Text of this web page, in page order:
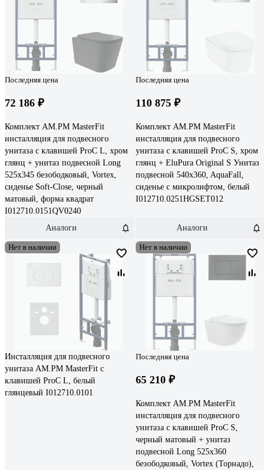
Последняя цена
72 186 ₽
Комплект AM.PM MasterFit
инсталляция для подвесного
унитаза с клавишей ProC L, хром
глянц + унитаз подвесной Long
525x345 безободковый, Vortex,
сиденье Soft-Close, черный
матовый, форма квадрат
I012710.0151QV0240
Аналоги
Последняя цена
110 875 ₽
Комплект AM.PM MasterFit
инсталляция для подвесного
унитаза с клавишей ProC S, хром
глянц + EluPura Original S Унитаз
подвесной 540x360, AquaFall,
сиденье с микролифтом, белый
I012710.0251HGSET012
Аналоги
Нет в наличии
Инсталляция для подвесного
унитаза AM.PM MasterFit с
клавишей ProC L, белый
глянцевый I012710.0101
Нет в наличии
Последняя цена
65 210 ₽
Комплект AM.PM MasterFit
инсталляция для подвесного
унитаза с клавишей ProC S,
черный матовый + унитаз
подвесной Long 525х360
безободковый, Vortex (Торнадо),